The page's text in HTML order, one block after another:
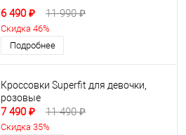
6 490 ₽ 11 990 ₽
Скидка 46%
Подробнее
Кроссовки Superfit для девочки,
розовые
7 490 ₽ 11 490 ₽
Скидка 35%